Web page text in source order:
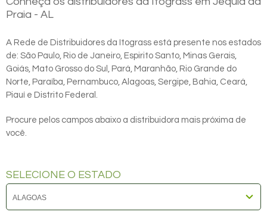
Praia - AL
A Rede de Distribuidores da Itograss está presente nos estados
de: São Paulo, Rio de Janeiro, Espirito Santo, Minas Gerais,
Goiás, Mato Grosso do Sul, Pará, Maranhão, Rio Grande do
Norte, Paraíba, Pernambuco, Alagoas, Sergipe, Bahia, Ceará,
Piauí e Distrito Federal.
Procure pelos campos abaixo a distribuidora mais próxima de
você.
SELECIONE O ESTADO